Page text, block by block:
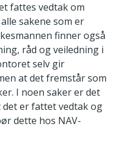
fattes vedtak om
sakene som er
finner også
råd og veiledning i
selv gir
at det fremstår som
I noen saker er det
er fattet vedtak og
dette hos NAV-